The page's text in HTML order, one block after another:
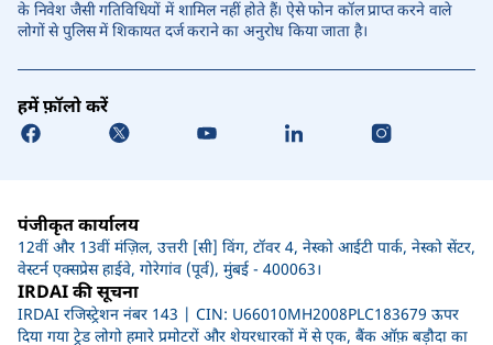
के निवेश जैसी गतिविधियों में शामिल नहीं होते हैं। ऐसे फोन कॉल प्राप्त करने वाले
लोगों से पुलिस में शिकायत दर्ज कराने का अनुरोध किया जाता है।
हमें फ़ॉलो करें
पंजीकृत कार्यालय
12वीं और 13वीं मंज़िल, उत्तरी [सी] विंग, टॉवर 4, नेस्को आईटी पार्क, नेस्को सेंटर,
वेस्टर्न एक्सप्रेस हाईवे, गोरेगांव (पूर्व), मुंबई - 400063।
IRDAI की सूचना
IRDAI रजिस्ट्रेशन नंबर 143 | CIN: U66010MH2008PLC183679 ऊपर
दिया गया ट्रेड लोगो हमारे प्रमोटरों और शेयरधारकों में से एक, बैंक ऑफ़ बड़ौदा का